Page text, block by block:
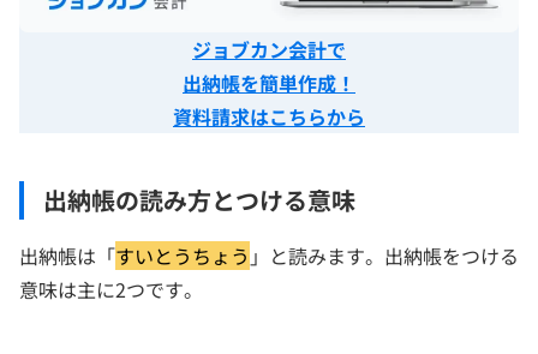
ジョブカン会計で
出納帳を簡単作成！
資料請求はこちらから
出納帳の読み方とつける意味
出納帳は「すいとうちょう 」と読みます。出納帳をつける
意味は主に2つです。